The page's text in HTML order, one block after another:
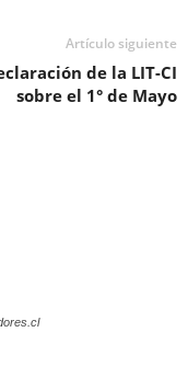
Artículo siguiente
de la LIT-CI
sobre el 1° de Mayo